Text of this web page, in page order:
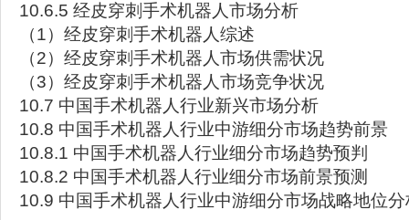
10.6.5 经皮穿刺手术机器人市场分析
（1）经皮穿刺手术机器人综述
（2）经皮穿刺手术机器人市场供需状况
（3）经皮穿刺手术机器人市场竞争状况
10.7 中国手术机器人行业新兴市场分析
10.8 中国手术机器人行业中游细分市场趋势前景
10.8.1 中国手术机器人行业细分市场趋势预判
10.8.2 中国手术机器人行业细分市场前景预测
10.9 中国手术机器人行业中游细分市场战略地位分